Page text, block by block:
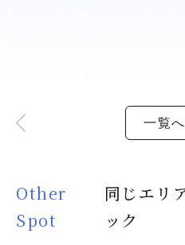
一覧
Other
Spot
同じエリ
ック